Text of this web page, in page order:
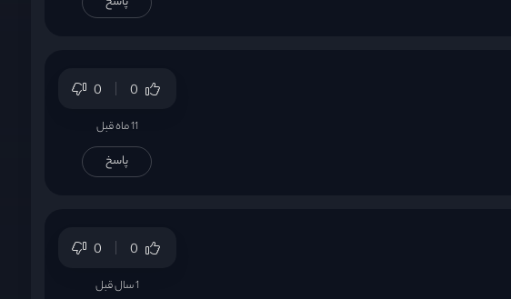
0 0
11 ماه قبل
پاسخ
0 0
1 سال قبل